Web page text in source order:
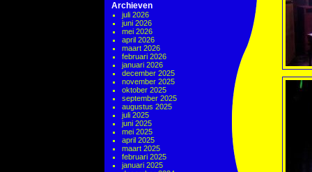
Archieven
juli 2026
juni 2026
mei 2026
april 2026
maart 2026
februari 2026
januari 2026
december 2025
november 2025
oktober 2025
september 2025
augustus 2025
juli 2025
juni 2025
mei 2025
april 2025
maart 2025
februari 2025
januari 2025